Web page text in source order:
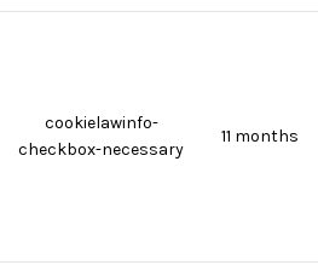
cookielawinfo-
checkbox-necessary
11 months